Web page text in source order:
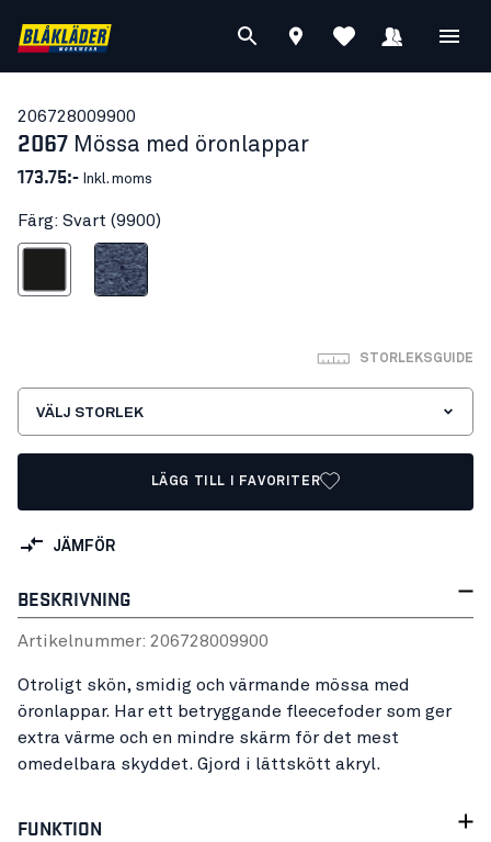
206728009900
2067 Mössa med öronlappar
173.75:- Inkl. moms
Färg: Svart (9900)
Svartmelerad
STORLEKSGUIDE
VÄLJ STORLEK
LÄGG TILL I FAVORITER
JÄMFÖR
BESKRIVNING
Artikelnummer: 206728009900
Otroligt skön, smidig och värmande mössa med
öronlappar. Har ett betryggande fleecefoder som ger
extra värme och en mindre skärm för det mest
omedelbara skyddet. Gjord i lättskött akryl.
FUNKTION